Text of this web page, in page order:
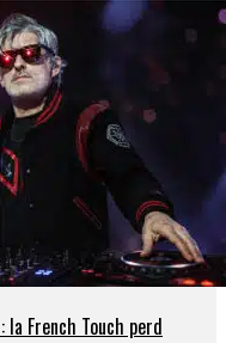
French Touch perd